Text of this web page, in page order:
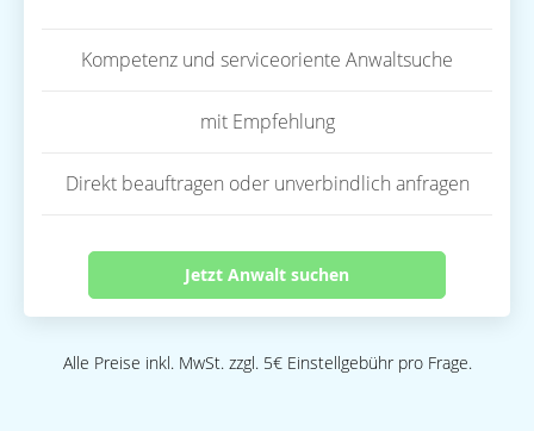
Kompetenz und serviceoriente Anwaltsuche
mit Empfehlung
Direkt beauftragen oder unverbindlich anfragen
Jetzt Anwalt suchen
Alle Preise inkl. MwSt. zzgl. 5€ Einstellgebühr pro Frage.